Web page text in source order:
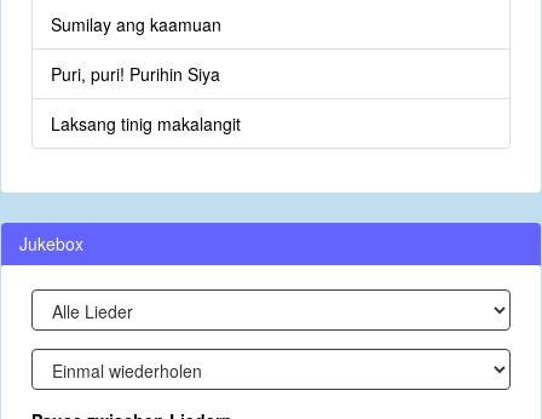
Sumilay ang kaamuan
Puri, puri! Purihin Siya
Laksang tinig makalangit
Jukebox